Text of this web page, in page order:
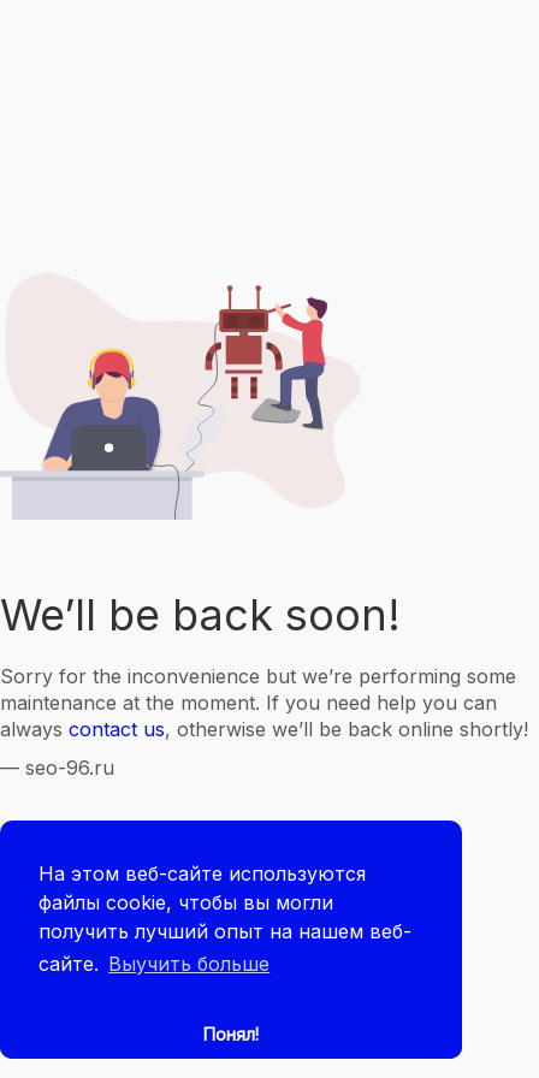
На этом веб-сайте используются
файлы cookie, чтобы вы могли
получить лучший опыт на нашем веб-
сайте. Выучить больше
Понял!
We’ll be back soon!
Sorry for the inconvenience but we’re performing some
maintenance at the moment. If you need help you can
always contact us, otherwise we’ll be back online shortly!
— seo-96.ru